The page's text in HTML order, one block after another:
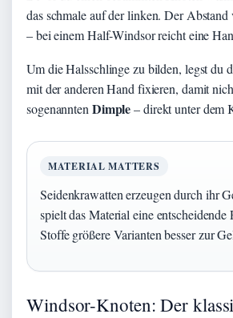
das schmale auf der linken. Der
– bei einem Half-Windsor reicht eine
Um die Halsschlinge zu bilden, legst du
mit der anderen Hand fixieren, damit
sogenannten Dimple– direkt unter dem
MATERIAL MATTERS
Seidenkrawatten erzeugen durch ihr
spielt das Material eine
Stoffe größere Varianten besser zur
Windsor-Knoten: Der